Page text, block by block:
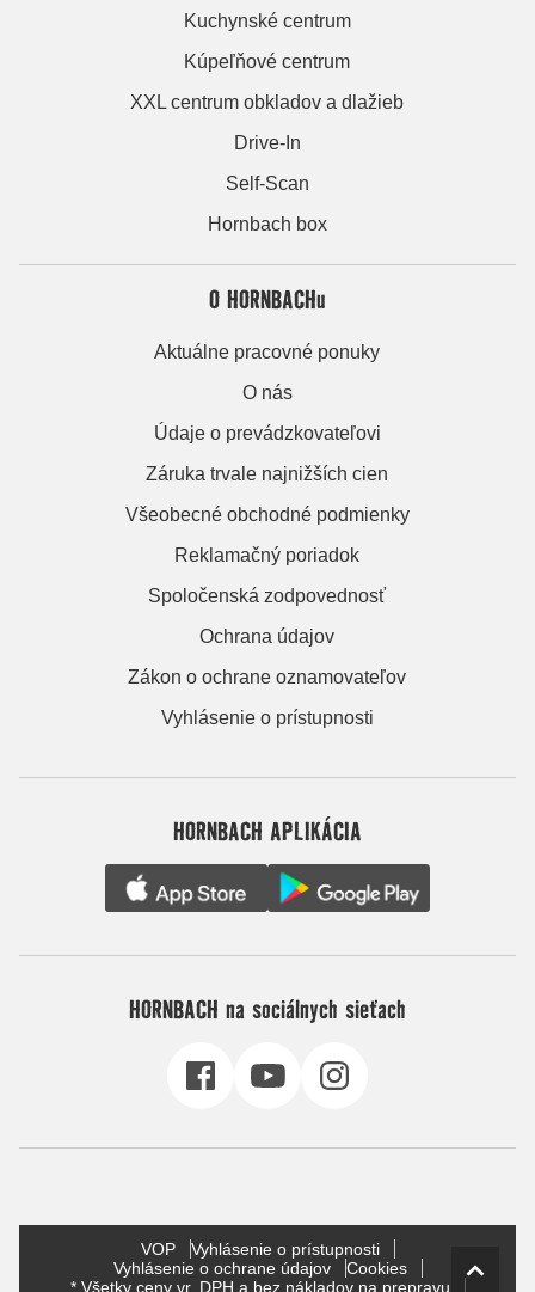
Kuchynské centrum
Kúpeľňové centrum
XXL centrum obkladov a dlažieb
Drive-In
Self-Scan
Hornbach box
O HORNBACHu
Aktuálne pracovné ponuky
O nás
Údaje o prevádzkovateľovi
Záruka trvale najnižších cien
Všeobecné obchodné podmienky
Reklamačný poriadok
Spoločenská zodpovednosť
Ochrana údajov
Zákon o ochrane oznamovateľov
Vyhlásenie o prístupnosti
HORNBACH APLIKÁCIA
HORNBACH na sociálnych sieťach
VOP
Vyhlásenie o prístupnosti
Vyhlásenie o ochrane údajov
Cookies
* Všetky ceny vr. DPH a bez nákladov na prepravu